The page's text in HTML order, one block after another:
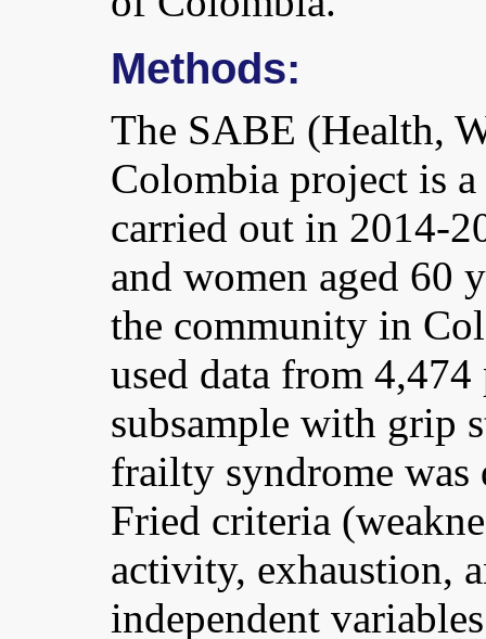
Methods:
The SABE (Health,
Colombia project is
carried out in 2014-
and women aged 60
the community in
used data from
subsample with grip
frailty syndrome was
Fried criteria
activity, exhaustion,
independent